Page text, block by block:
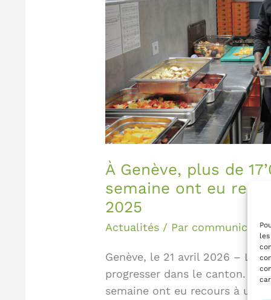
À Genève, plus de
semaine ont eu
2025
Actualités / Par
Genève, le 21 avril 2026 – La
progresser dans le canton. En
semaine ont eu recours à une
par
semaine
ont
eu
recours
l’aide
alimentaire
en